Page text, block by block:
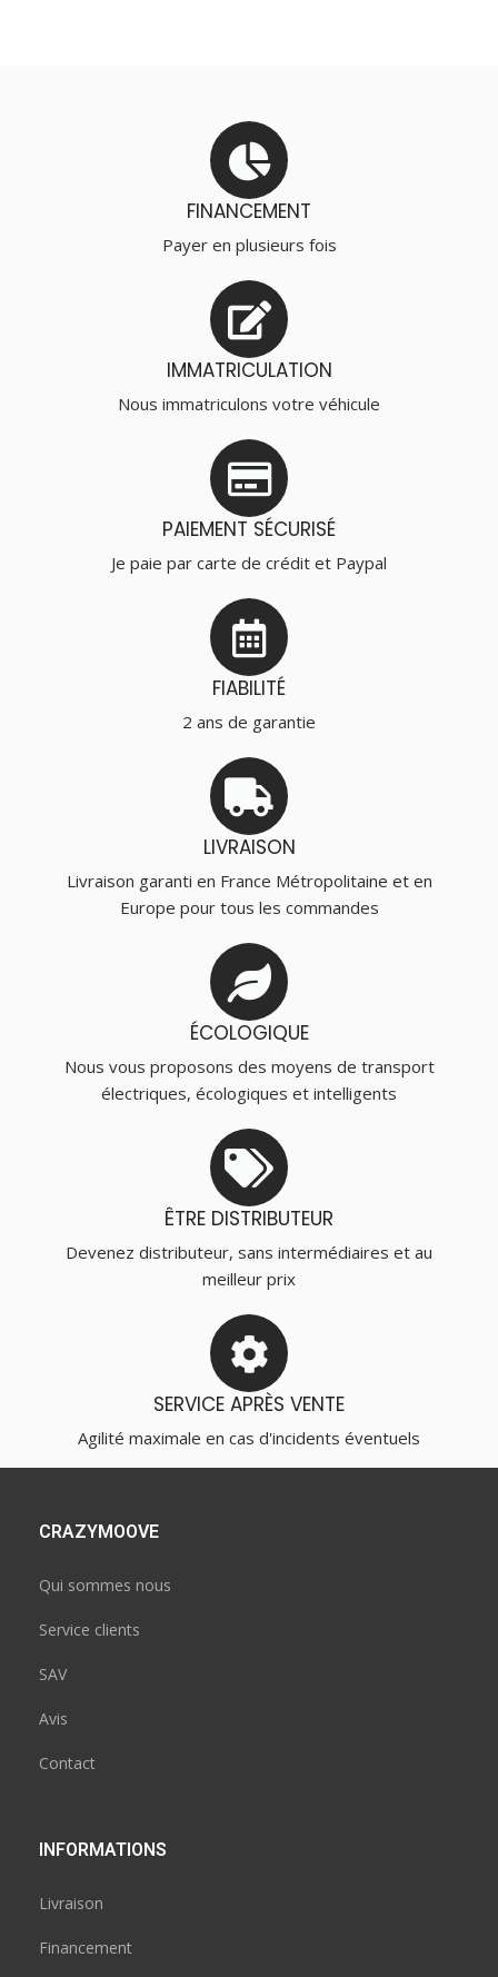
FINANCEMENT
Payer en plusieurs fois
IMMATRICULATION
Nous immatriculons votre véhicule
PAIEMENT SÉCURISÉ
Je paie par carte de crédit et Paypal
FIABILITÉ
2 ans de garantie
LIVRAISON
Livraison garanti en France Métropolitaine et en
Europe pour tous les commandes
ÉCOLOGIQUE
Nous vous proposons des moyens de transport
électriques, écologiques et intelligents
ÊTRE DISTRIBUTEUR
Devenez distributeur, sans intermédiaires et au
meilleur prix
SERVICE APRÈS VENTE
Agilité maximale en cas d'incidents éventuels
CRAZYMOOVE
Qui sommes nous
Service clients
SAV
Avis
Contact
INFORMATIONS
Livraison
Financement